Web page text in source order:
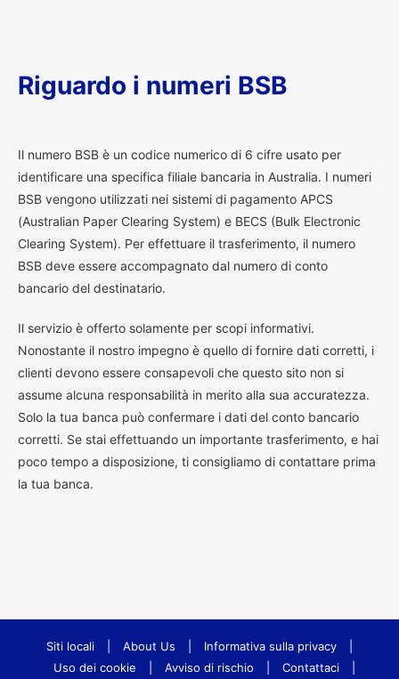
Riguardo i numeri BSB
Il numero BSB è un codice numerico di 6 cifre usato per
identificare una specifica filiale bancaria in Australia. I numeri
BSB vengono utilizzati nei sistemi di pagamento APCS
(Australian Paper Clearing System) e BECS (Bulk Electronic
Clearing System). Per effettuare il trasferimento, il numero
BSB deve essere accompagnato dal numero di conto
bancario del destinatario.
Il servizio è offerto solamente per scopi informativi.
Nonostante il nostro impegno è quello di fornire dati corretti, i
clienti devono essere consapevoli che questo sito non si
assume alcuna responsabilità in merito alla sua accuratezza.
Solo la tua banca può confermare i dati del conto bancario
corretti. Se stai effettuando un importante trasferimento, e hai
poco tempo a disposizione, ti consigliamo di contattare prima
la tua banca.
Siti locali About Us Informativa sulla privacy
Uso dei cookie
Avviso di rischio Contattaci